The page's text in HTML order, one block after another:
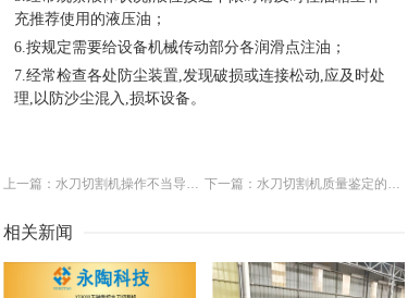
充推荐使用的液压油；
6.按规定需要给设备机械传动部分各润滑点注油；
7.经常检查各处防尘装置,发现破损或连接松动,应及时处
理,以防沙尘混入,损坏设备。
上一篇：水刀切割机操作不当导致的问题 下一篇：水刀切割机质量鉴定的三个方法
相关新闻